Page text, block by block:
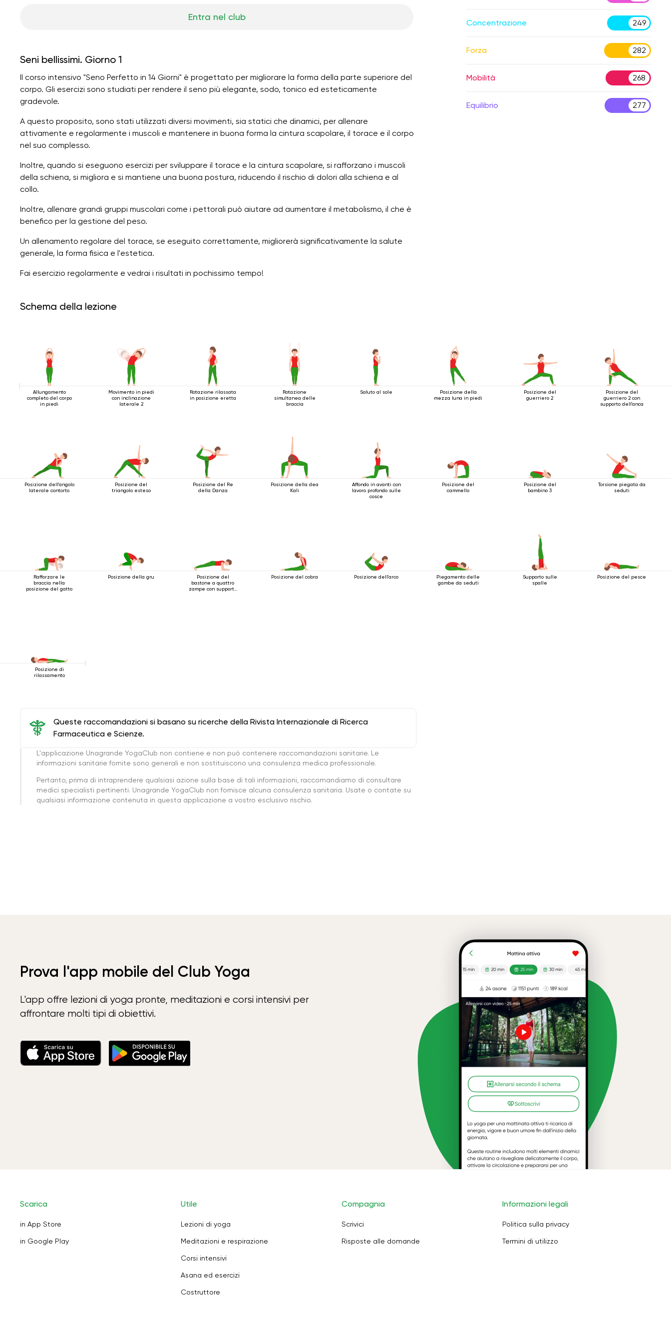
Entra nel club
Seni bellissimi. Giorno 1
Il corso intensivo "Seno Perfetto in 14 Giorni" è progettato per migliorare la forma della parte superiore del
corpo. Gli esercizi sono studiati per rendere il seno più elegante, sodo, tonico ed esteticamente
gradevole.
A questo proposito, sono stati utilizzati diversi movimenti, sia statici che dinamici, per allenare
attivamente e regolarmente i muscoli e mantenere in buona forma la cintura scapolare, il torace e il corpo
nel suo complesso.
Inoltre, quando si eseguono esercizi per sviluppare il torace e la cintura scapolare, si rafforzano i muscoli
della schiena, si migliora e si mantiene una buona postura, riducendo il rischio di dolori alla schiena e al
collo.
Inoltre, allenare grandi gruppi muscolari come i pettorali può aiutare ad aumentare il metabolismo, il che è
benefico per la gestione del peso.
Un allenamento regolare del torace, se eseguito correttamente, migliorerà significativamente la salute
generale, la forma fisica e l'estetica.
Fai esercizio regolarmente e vedrai i risultati in pochissimo tempo!
Concentrazione 249
Forza 282
Mobilità 268
Equilibrio 277
Schema della lezione
Allungamento
completo del corpo
in piedi
Movimento in piedi
con inclinazione
laterale 2
Rotazione rilassata
in posizione eretta
Rotazione
simultanea delle
braccia
Saluto al sole
Posizione della
mezza luna in piedi
Posizione del
guerriero 2
Posizione del
guerriero 2 con
supporto dell'anca
Posizione dell'angolo
laterale contorto
Posizione del
triangolo esteso
Posizione del Re
della Danza
Posizione della dea
Kali
Affondo in avanti con
lavoro profondo sulle
cosce
Posizione del
cammello
Posizione del
bambino 3
Torsione piegata da
seduti
Rafforzare le
braccia nella
posizione del gatto
Posizione della gru
Posizione del
bastone a quattro
zampe con supporto
Posizione del cobra Posizione dell'arco
Piegamento delle
gambe da seduti
Supporto sulle
spalle
Posizione del pesce
Posizione di
rilassamento
Queste raccomandazioni si basano su ricerche della Rivista Internazionale di Ricerca
Farmaceutica e Scienze.
L'applicazione Unagrande YogaClub non contiene e non può contenere raccomandazioni sanitarie. Le
informazioni sanitarie fornite sono generali e non sostituiscono una consulenza medica professionale.
Pertanto, prima di intraprendere qualsiasi azione sulla base di tali informazioni, raccomandiamo di consultare
medici specialisti pertinenti. Unagrande YogaClub non fornisce alcuna consulenza sanitaria. Usate o contate su
qualsiasi informazione contenuta in questa applicazione a vostro esclusivo rischio.
Prova l'app mobile del Club Yoga
L'app offre lezioni di yoga pronte, meditazioni e corsi intensivi per
affrontare molti tipi di obiettivi.
Scarica
in App Store
in Google Play
Utile
Lezioni di yoga
Meditazioni e respirazione
Corsi intensivi
Asana ed esercizi
Costruttore
Compagnia
Scrivici
Risposte alle domande
Informazioni legali
Politica sulla privacy
Termini di utilizzo